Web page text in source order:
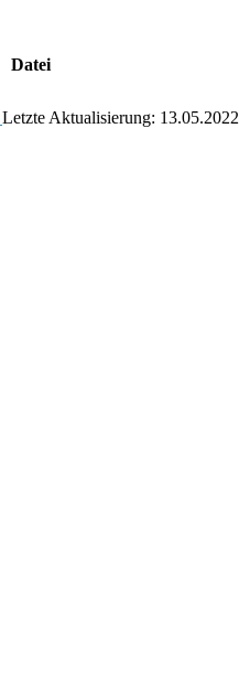
Datei
Letzte Aktualisierung: 13.05.2022